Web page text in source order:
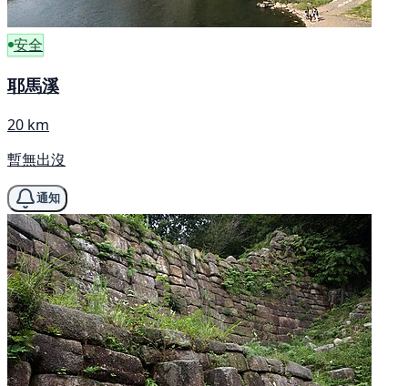
安全
耶馬溪
20 km
暫無出沒
通知